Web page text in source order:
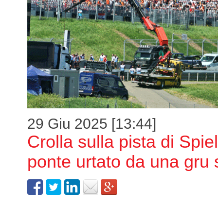
29 Giu 2025 [13:44]
Crolla sulla pista di
ponte urtato da una gru